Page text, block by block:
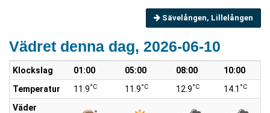
Sävelången, Lillelången
Vädret denna dag, 2026-06-10
Klockslag 01:00 05:00 08:00
10:00
Temperatur
11.9°C 11.9°C 12.9°C 14.1 °C
Väder